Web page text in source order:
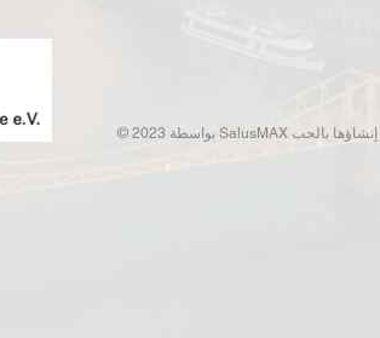
© 2023 بواسطة SalusMAX إنشاؤهابالحب